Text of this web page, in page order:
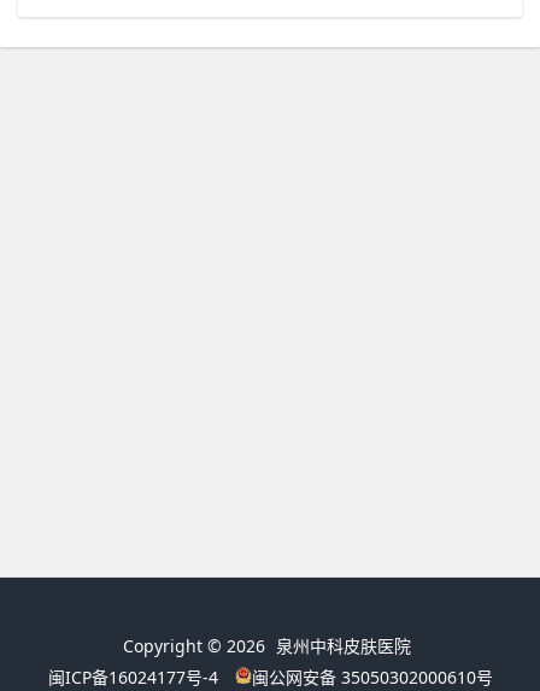
Copyright © 2026 泉州中科皮肤医院
闽ICP备16024177号-4
闽公网安备 35050302000610号